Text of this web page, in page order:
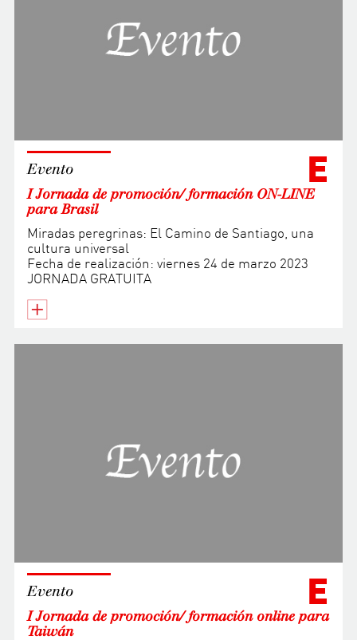
E
Evento
I Jornada de promoción/ formación ON-LINE
para Brasil
Miradas peregrinas: El Camino de Santiago, una
cultura universal
Fecha de realización: viernes 24 de marzo 2023
JORNADA GRATUITA
E
Evento
I Jornada de promoción/ formación online para
Taiwán